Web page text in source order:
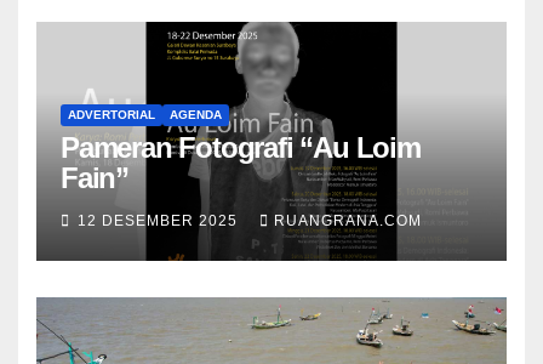
ADVERTORIAL AGENDA
Pameran Fotografi “Au Loim
Fain”
12 DESEMBER 2025 RUANGRANA.COM